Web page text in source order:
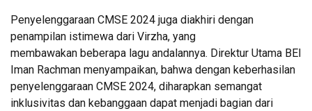
Penyelenggaraan CMSE 2024 juga diakhiri dengan
penampilan istimewa dari Virzha, yang
membawakan beberapa lagu andalannya. Direktur Utama BEI
Iman Rachman menyampaikan, bahwa dengan keberhasilan
penyelenggaraan CMSE 2024, diharapkan semangat
inklusivitas dan kebanggaan dapat menjadi bagian dari